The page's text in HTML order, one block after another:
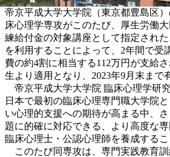
帝京平成大学大学院（東京都豊島区
床心理学専攻がこのたび、厚生労働
練給付金の対象講座として指定され
を利用することによって、2年間で受
費の約4割に相当する112万円が支給
生より適用となり、2023年9月末まで
帝京平成大学大学院 臨床心理学研
日本で最初の臨床心理専門職大学院
い心理的支援への期待が高まる中、
題に的確に対応できる、より高度な
臨床心理士・公認心理師を養成するこ
このたび同専攻は、専門実践教育